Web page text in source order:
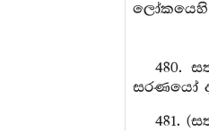
ලෝකයෙහි
480.
සරණයෝ
481.